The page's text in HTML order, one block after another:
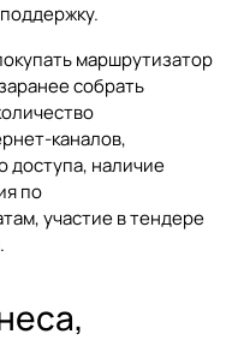
маршрутизатор
собрать
каналов,
доступа, наличие
по
участие в тендере